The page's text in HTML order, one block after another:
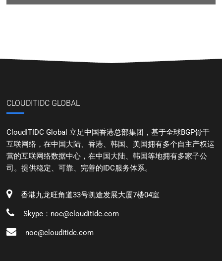
CLOUDITIDC GLOBAL
CloudITIDC Global 立足中国香港总部集团，基于全球BGP骨干
互联网络，在中国大陆、香港、韩国、美国拥有多个自主产权运
营的互联网络数据中心，在中国大陆、韩国等地拥有多家子公
司。提供稳定、可靠、完善的IDC服务体系。
香港九龙旺角道33号凯途发展大厦7楼04室
Skype：noc@clouditidc.com
noc@clouditidc.com